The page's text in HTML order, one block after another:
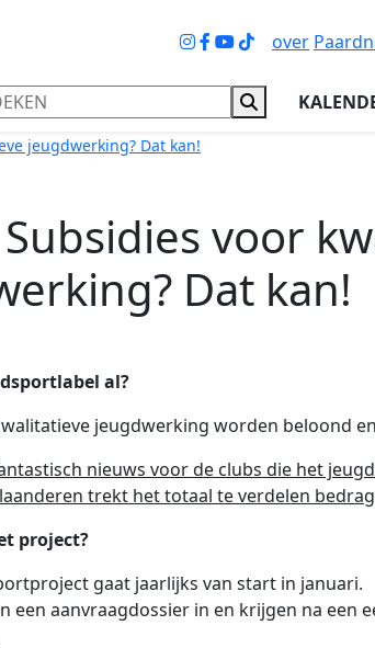
over
jeugdwerking? Dat kan!
voor
Dat kan!
al?
jeugdwerking worden beloond
nieuws voor de clubs die het
trekt het totaal te verdelen
project?
gaat jaarlijks van start in januari.
een aanvraagdossier in en krijgen na een